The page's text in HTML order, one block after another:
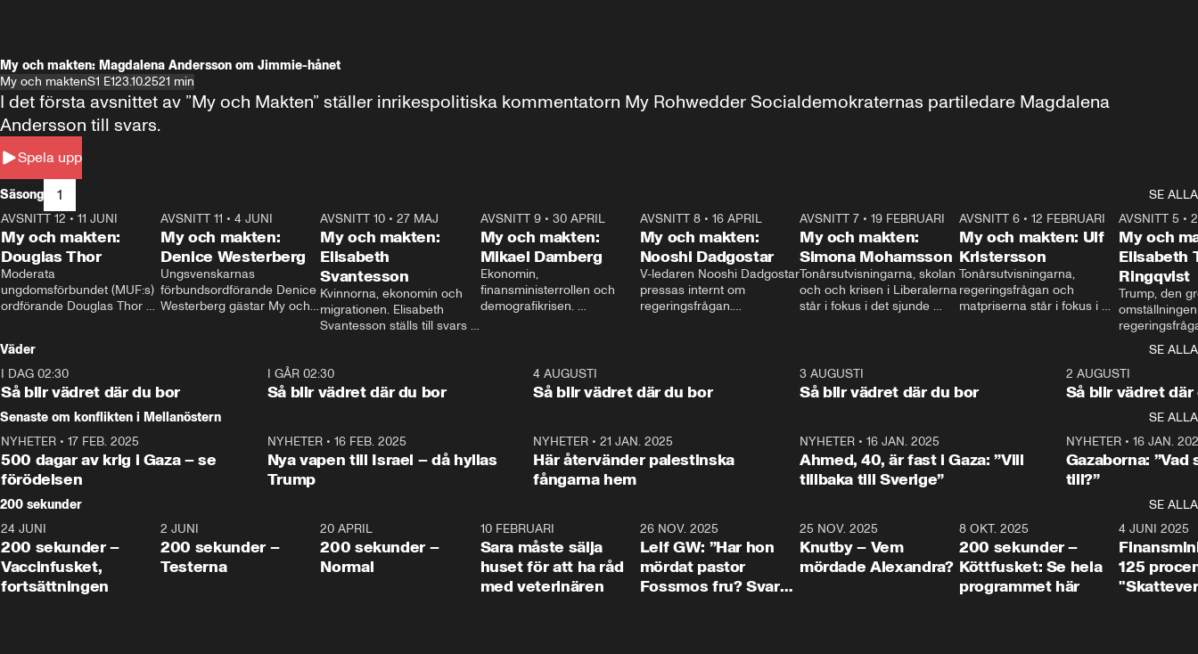
My och makten: Magdalena Andersson om Jimmie-hånet
My och maktenS1 E123.10.2521 min
Spela upp
I det första avsnittet av ”My och Makten” ställer inrikespolitiska kommentatorn My Rohwedder Socialdemokraternas partiledare Magdalena
Andersson till svars.
Säsong 1
SE ALLA
26:27
AVSNITT 12 • 11 JUNI
My och makten:
Douglas Thor
Moderata
ungdomsförbundet (MUF:s)
ordförande Douglas Thor
tonårsutvisningarna och hur
Moderaterna ska locka
väljare till valet i höst.
23:40
AVSNITT 11 •4 JUNI
My och makten:
Denice Westerberg
Ungsvenskarnas
förbundsordförande Denice
Westerberg gästar My och
AVSNITT 10 •27 MAJ
My och makten:
Elisabeth
Svantesson
Kvinnorna, ekonomin och
migrationen. Elisabeth
Svantesson ställs till svars
AVSNITT 9• 30 APRIL
My och makten:
Mikael Damberg
Ekonomin,
finansministerrollen och
demografikrisen.
och Makten.
AVSNITT 8• 16 APRIL
My och makten:
Nooshi Dadgostar
V-ledaren Nooshi Dadgostar
pressas internt om
regeringsfrågan.
– Vi ställer upp i val. Ska vi
vara med så sitter vi förstås
24:30
AVSNITT 7• 19 FEBRUARI
My och makten:
Simona Mohamsson
Tonårsutvisningarna, skolan
och och krisen i Liberalerna
står i fokus i det sjunde
kommentator My
Rohwedder ställer
utbildnings- och
Mohamsson till svars.
27:30
AVSNITT 6 •12 FEBRUARI
My och makten: Ulf
Kristersson
Tonårsutvisningarna,
regeringsfrågan och
matpriserna står i fokus i
Rohwedder ställer
statsminister Ulf Kristersson
AVSNITT 5 •
My och
Elisabeth
Ringqvist
Trump, den
centrum i
avsnittet av
Makten”. Se
Aftonbladets
Rohwedder
Thand Ring
Väder
SE ALLA
I DAG 02:30
Så blir vädret där du bor
1:06
I GÅR 02:30
Så blir vädret där du bor
4 AUGUSTI
Så blir vädret där du bor
3 AUGUSTI
Så blir vädret där du bor
2 AUGUSTI
Så blir vädret där
Senaste om konflikten i Mellanöstern
SE ALLA
NYHETER • 17 FEB. 2025
500 dagar av krig i Gaza – se
förödelsen
NYHETER• 16 FEB. 2025
Nya vapen till Israel – då hyllas
Trump
NYHETER •21 JAN. 2025
Här återvänder palestinska
fångarna hem
NYHETER• 16 JAN. 2025
Ahmed, 40, är fast i Gaza: ”Vill
tillbaka till Sverige”
NYHETER• 16 JAN.
Gazaborna:
till?”
200 sekunder
SE ALLA
5:00
24 JUNI
200 sekunder –
Vaccinfusket,
fortsättningen
4:23
2 JUNI
200 sekunder –
Testerna
20 APRIL
200 sekunder –
Normal
10 FEBRUARI
Sara måste sälja
huset för att ha råd
med veterinären
26 NOV. 2025
Leif GW: ”Har hon
mördat pastor
Fossmos fru? Svar
31:05
25 NOV. 2025
Knutby – Vem
mördade Alexandra?
4:29
8 OKT. 2025
200 sekunder –
Köttfusket: Se hela
programmet här
4 JUNI 2025
125